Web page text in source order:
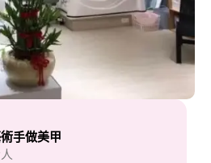
手做美甲